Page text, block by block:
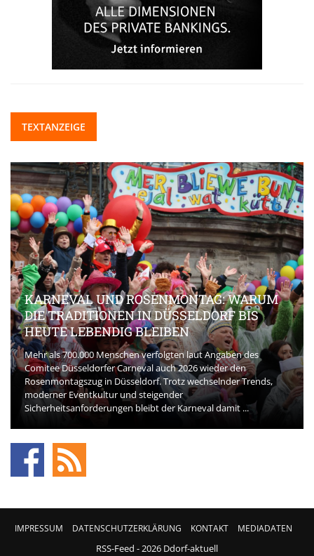
TEXTANZEIGE
KARNEVAL UND ROSENMONTAG: WARUM
DIE TRADITIONEN IN DÜSSELDORF BIS
HEUTE LEBENDIG BLEIBEN
Mehr als 700.000 Menschen verfolgten laut Angaben des
Comitee Düsseldorfer Carneval auch 2026 wieder den
Rosenmontagszug in Düsseldorf. Trotz wechselnder Trends,
moderner Eventkultur und steigender
Sicherheitsanforderungen bleibt der Karneval damit ...
IMPRESSUM DATENSCHUTZERKLÄRUNG KONTAKT MEDIADATEN
RSS-Feed - 2026 Ddorf-aktuell